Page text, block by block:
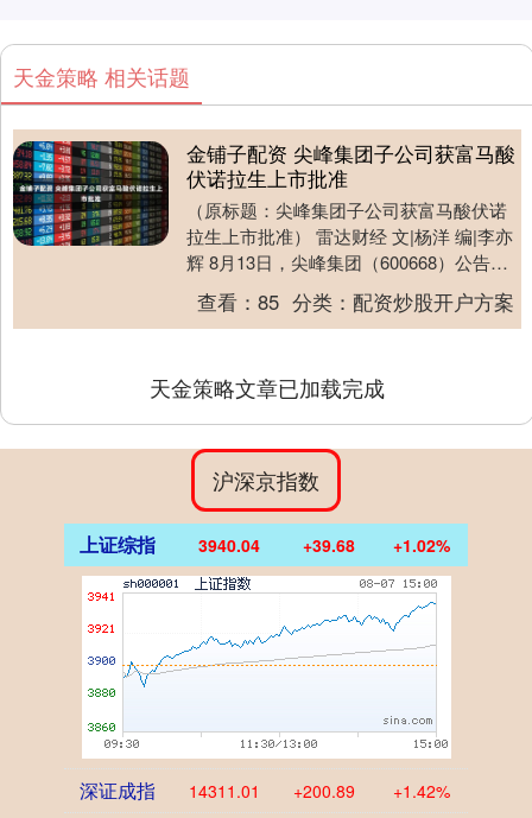
天金策略 相关话题
金铺子配资 尖峰集团子公司获富马酸
伏诺拉生上市批准
（原标题：尖峰集团子公司获富马酸伏诺
拉生上市批准） 雷达财经 文|杨洋 编|李亦
辉 8月13日，尖峰集团（600668）公告，
公司的子公司安徽尖峰北卡药业有限公....
查看：85 分类：配资炒股开户方案
天金策略文章已加载完成
沪深京指数
上证综指 3940.04 +39.68 +1.02%
深证成指 14311.01 +200.89 +1.42%